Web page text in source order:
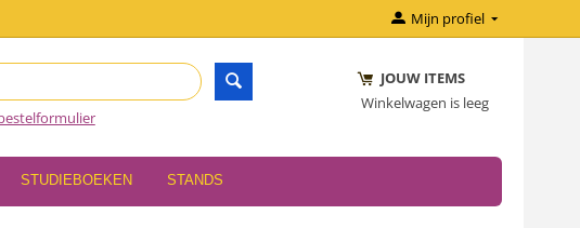
Mijn profiel
JOUW ITEMS
Winkelwagen is leeg
STUDIEBOEKEN STANDS